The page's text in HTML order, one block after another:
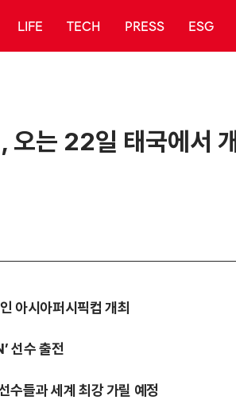
LIFE TECH PRESS ESG
는 22일 태국에서
아시아퍼시픽컵 개최
선수 출전
수들과 세계 최강 가릴 예정